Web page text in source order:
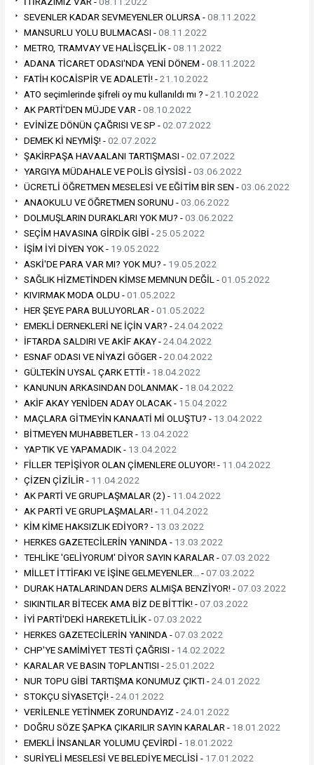
SEVENLER KADAR SEVMEYENLER OLURSA -08.11.2022
MANSURLU YOLU BULMACASI -08.11.2022
METRO, TRAMVAY VE HALİSÇELİK -08.11.2022
ADANA TİCARET ODASI'NDA YENİ DÖNEM -08.11.2022
FATİH KOCAİSPİR VE ADALETİ! -21.10.2022
ATO seçimlerinde şifreli oy mu kullanıldı mı ? -21.10.2022
AK PARTİ'DEN MÜJDE VAR -08.10.2022
EVİNİZE DÖNÜN ÇAĞRISI VE SP -02.07.2022
DEMEK Kİ NEYMİŞ! -02.07.2022
ŞAKİRPAŞA HAVAALANI TARTIŞMASI -02.07.2022
YARGIYA MÜDAHALE VE POLİS GİYSİSİ -03.06.2022
ÜCRETLİ ÖĞRETMEN MESELESİ VE EĞİTİM BİR SEN -03.06.2022
ANAOKULU VE ÖĞRETMEN SORUNU -03.06.2022
DOLMUŞLARIN DURAKLARI YOK MU? -03.06.2022
SEÇİM HAVASINA GİRDİK GİBİ -25.05.2022
İŞİM İYİ DİYEN YOK - 19.05.2022
ASKİ'DE PARA VAR MI? YOK MU? - 19.05.2022
SAĞLIK HİZMETİNDEN KİMSE MEMNUN DEĞİL -01.05.2022
KIVIRMAK MODA OLDU -01.05.2022
HER ŞEYE PARA BULUYORLAR -01.05.2022
EMEKLİ DERNEKLERİ NE İÇİN VAR? -24.04.2022
İFTARDA SALDIRI VE AKİF AKAY -24.04.2022
ESNAF ODASI VE NİYAZİ GÖGER -20.04.2022
GÜLTEKİN UYSAL ÇARK ETTİ! - 18.04.2022
KANUNUN ARKASINDAN DOLANMAK - 18.04.2022
AKİF AKAY YENİDEN ADAY OLACAK - 15.04.2022
MAÇLARA GİTMEYİN KANAATİ Mİ OLUŞTU? - 13.04.2022
BİTMEYEN MUHABBETLER - 13.04.2022
YAPTIK VE YAPAMADIK - 13.04.2022
FİLLER TEPİŞİYOR OLAN ÇİMENLERE OLUYOR! - 11.04.2022
ÇİZEN ÇİZİLİR - 11.04.2022
AK PARTİ VE GRUPLAŞMALAR (2) - 11.04.2022
AK PARTİ VE GRUPLAŞMALAR! - 11.04.2022
KİM KİME HAKSIZLIK EDİYOR? - 13.03.2022
HERKES GAZETECİLERİN YANINDA - 13.03.2022
TEHLİKE 'GELİYORUM' DİYOR SAYIN KARALAR -07.03.2022
MİLLET İTTİFAKI VE İŞİNE GELMEYENLER… -07.03.2022
DURAK HATALARINDAN DERS ALMIŞA BENZİYOR! -07.03.2022
SIKINTILAR BİTECEK AMA BİZ DE BİTTİK! -07.03.2022
İYİ PARTİ'DEKİ HAREKETLİLİK -07.03.2022
HERKES GAZETECİLERİN YANINDA -07.03.2022
CHP'YE SAMİMİYET TESTİ ÇAĞRISI - 14.02.2022
KARALAR VE BASIN TOPLANTISI -25.01.2022
NUR TOPU GİBİ TARTIŞMA KONUMUZ ÇIKTI -24.01.2022
STOKÇU SİYASETÇİ! -24.01.2022
VERİLENLE YETİNMEK ZORUNDAYIZ -24.01.2022
DOĞRU SÖZE ŞAPKA ÇIKARILIR SAYIN KARALAR - 18.01.2022
EMEKLİ İNSANLAR YOLUMU ÇEVİRDİ - 18.01.2022
SURİYELİ MESELESİ VE BELEDİYE MECLİSİ - 17.01.2022